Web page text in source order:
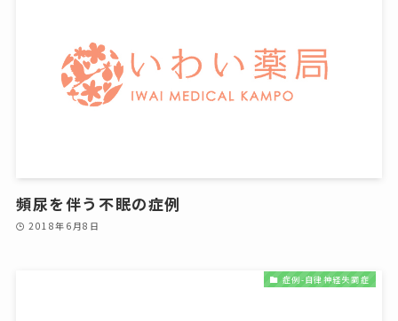
頻尿を伴う不眠の症例
2018年6月8日
症例-自律神経失調症